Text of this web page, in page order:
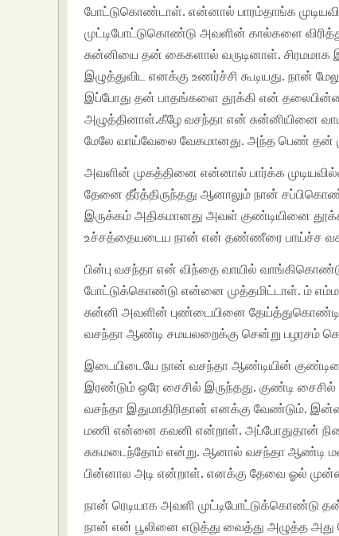
போட்டுகொண்டாள். என்னால் பாரம்தாங்க
முட்டிபோட்டுகொண்டு அவளின் கால்களை
சுன்னியை தன் கைகளால் வருடினாள். சிரமமாக
இழுத்துவிட எனக்கு உணர்ச்சி கூடியது.
இப்போது தன் பாதங்களை தூக்கி என்
அழுத்தினாள்.கீழே வசந்தா என் சுன்னியினை
மேலே வாய்வேலை வேகமானது. அந்த பெண் தன்
அவளின் முகத்தினை என்னால் பார்க்க
தேனை தீர்த்திருந்தது ஆனாலும் நான்
இருக்கம் அதிகமானது அவள் குண்டியினை
உச்சத்தையடைய நான் என் தண்ணீரை பாய்ச்ச
பின்பு வசந்தா என் விந்தை வாயில்
போட்டுக்கொண்டு என்னை முத்தமிட்டாள். ம்
சுன்னி அவளின் புண்டையினை
வசந்தா ஆண்டி சமயலறைக்கு சென்று பழரசம்
இடையிடையே நான் வசந்தா ஆண்டியின்
இரண்டும் ஒரே சைசில் இருந்தது. குண்டி
வசந்தா இதுமாதிரிதான் எனக்கு வேண்டும்.
மணி என்னை கவனி என்றாள். அப்போதுதான்
சுகமடைந்தோம் என்று. ஆனால் வசந்தா ஆண்டி
பின்னால அடி என்றாள். எனக்கு தேவை ஓல்
நான் ரெடியாக அவளி முட்டிபோட்டுக்கொண்டு
நான் என் பூலினை எடுத்து வைத்து அழுத்த